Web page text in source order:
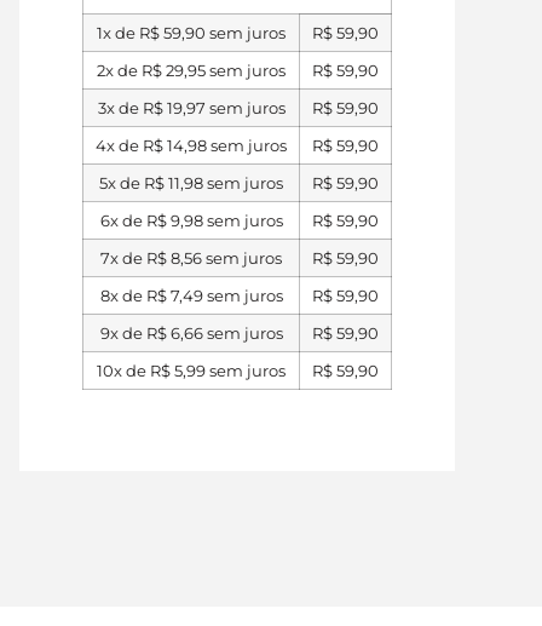
1x de R$59,90 sem juros R$59,90
2x de R$29,95sem juros R$59,90
3x de R$19,97 sem juros R$59,90
4x de R$14,98sem juros R$59,90
5x de R$11,98sem juros R$59,90
6x de R$9,98sem juros R$59,90
7x de R$8,56sem juros R$59,90
8x de R$7,49sem juros R$59,90
9x de R$6,66sem juros R$59,90
10x de R$5,99sem juros R$59,90